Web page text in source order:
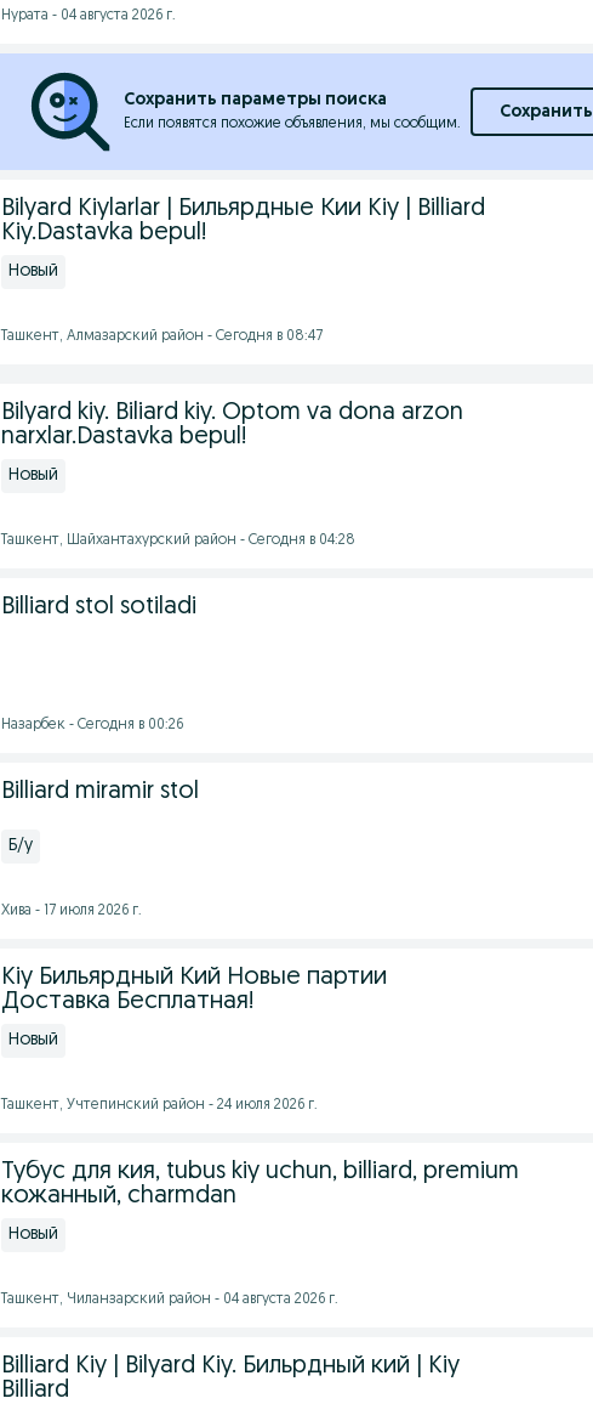
Нурата - 04 августа 2026 г.
Сохранить параметры поиска
Если появятся похожие объявления, мы сообщим.
Сохранить
Bilyard Kiylarlar | Бильярдные Кии Kiy | Billiard
Kiy.Dastavka bepul!
Новый
Ташкент, Алмазарский район - Сегодня в 08:47
Bilyard kiy. Biliard kiy. Optom va dona arzon
narxlar.Dastavka bepul!
Новый
Ташкент, Шайхантахурский район - Сегодня в 04:28
Billiard stol sotiladi
Назарбек - Сегодня в 00:26
Billiard miramir stol
Б/у
Хива - 17 июля 2026 г.
Kiy Бильярдный Кий Новые партии
Доставка Бесплатная!
Новый
Ташкент, Учтепинский район - 24 июля 2026 г.
Тубус для кия, tubus kiy uchun, billiard, premium
кожанный, charmdan
Новый
Ташкент, Чиланзарский район - 04 августа 2026 г.
Billiard Kiy | Bilyard Kiy. Бильрдный кий | Kiy
Billiard